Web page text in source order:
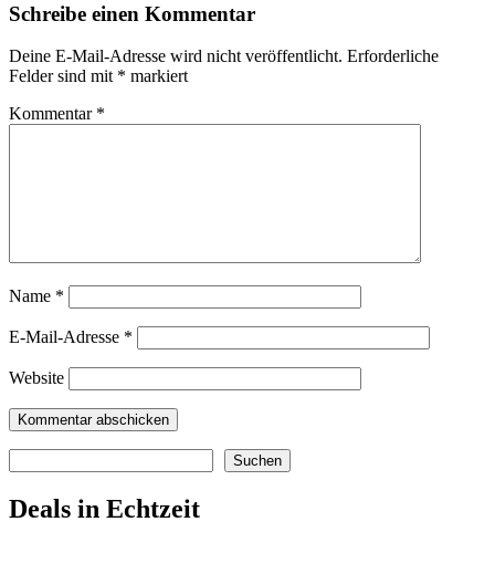
Schreibe einen Kommentar
Deine E-Mail-Adresse wird nicht veröffentlicht. Erforderliche
Felder sind mit * markiert
Kommentar *
Name *
E-Mail-Adresse *
Website
Suchen
Deals in Echtzeit